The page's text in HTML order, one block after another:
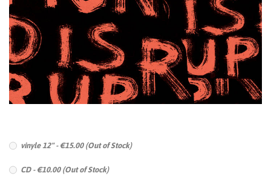
vinyle 12" - €15.00 (Out of Stock)
CD - €10.00 (Out of Stock)